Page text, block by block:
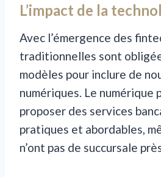
L’impact de la
Avec l’émergence des
traditionnelles sont
modèles pour inclure de
numériques. Le numérique
proposer des services
pratiques et abordables,
n’ont pas de succursale